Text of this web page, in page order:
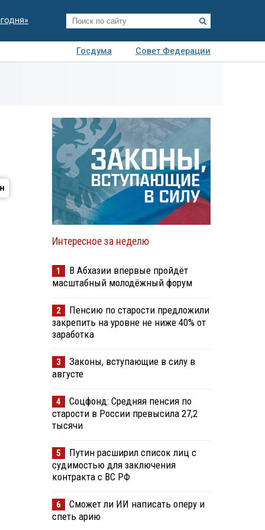
Госдума
Совет Федерации
Интересное за неделю
1
В Абхазии впервые пройдёт
масштабный молодёжный форум
2
Пенсию по старости предложили
закрепить на уровне не ниже 40% от
заработка
3
Законы, вступающие в силу в
августе
4
Соцфонд: Средняя пенсия по
старости в России превысила 27,2
тысячи
5
Путин расширил список лиц с
судимостью для заключения
контракта с ВС РФ
6
Сможет ли ИИ написать оперу и
спеть арию